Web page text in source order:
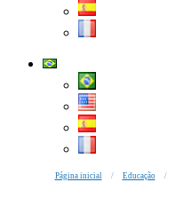
Página inicial / Educação /